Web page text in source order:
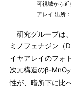
可視域から
アレイ 出所
研究グループは
ミノフェナジン（
イヤアレイのフォ
次元構造のβ-MnO2
性が、暗所下に比